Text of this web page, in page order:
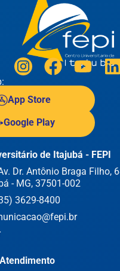
App Store
Google Play
de Itajubá - FEPI
Dr. Antônio Braga Filho,
- MG, 37501-002
3629-8400